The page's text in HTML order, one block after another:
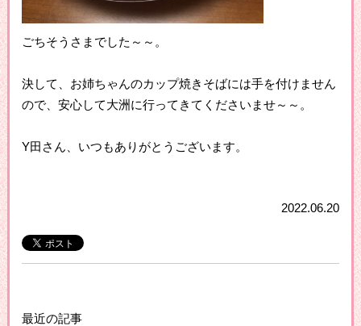
ごちそうさまでした～～。
決して、お姉ちゃんのカップ焼きそばには手を付けません
ので、安心して大洲に行ってきてくださいませ～～。
Y田さん、いつもありがとうございます。
2022.06.20
最近の記事